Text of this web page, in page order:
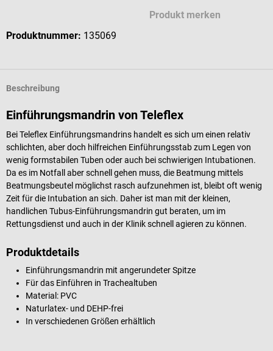
Produkt merken
Produktnummer: 135069
Beschreibung
Einführungsmandrin von Teleflex
Bei Teleflex Einführungsmandrins handelt es sich um einen relativ
schlichten, aber doch hilfreichen Einführungsstab zum Legen von
wenig formstabilen Tuben oder auch bei schwierigen Intubationen.
Da es im Notfall aber schnell gehen muss, die Beatmung mittels
Beatmungsbeutel möglichst rasch aufzunehmen ist, bleibt oft wenig
Zeit für die Intubation an sich. Daher ist man mit der kleinen,
handlichen Tubus-Einführungsmandrin gut beraten, um im
Rettungsdienst und auch in der Klinik schnell agieren zu können.
Produktdetails
Einführungsmandrin mit angerundeter Spitze
Für das Einführen in Trachealtuben
Material: PVC
Naturlatex- und DEHP-frei
In verschiedenen Größen erhältlich